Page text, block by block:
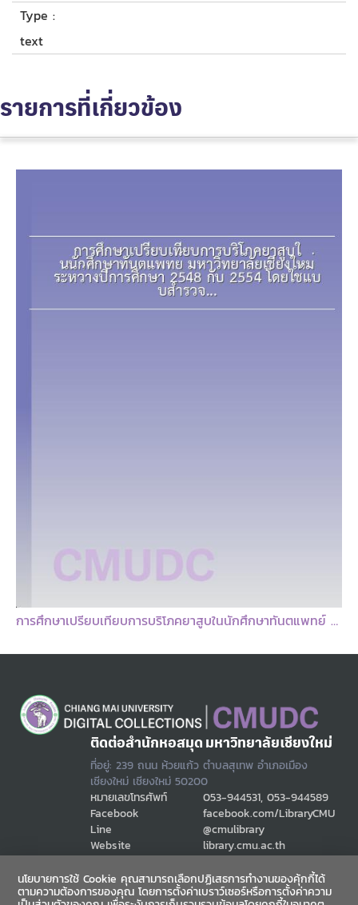
Type :
text
รายการที่เกี่ยวข้อง
การศึกษาเปรียบเทียบการบริโภคยาสูบในนักศึกษาทันตแพทย์ มหาวิทยาลัยเชียงใหม่ ระหว่างปีการศึกษา 2548 กับ 2554 โดยใช้แบบสำรวจการบริโภคยาสูบสำหรับกลุ่มนักศึกษาวิชาชีพสุขภาพระดับโลก
ติดต่อสำนักหอสมุด มหาวิทยาลัยเชียงใหม่
ที่อยู่: 239 ถนน ห้วยแก้ว ตำบลสุเทพ อำเภอเมือง
เชียงใหม่ เชียงใหม่ 50200
หมายเลขโทรศัพท์ 053-944531, 053-944589
Facebook
facebook.com/LibraryCMU
Line
@cmulibrary
Website
library.cmu.ac.th
Email
cmulibref@cmu.ac.th
นโยบายการใช้ Cookie คุณสามารถเลือกปฏิเสธการทำงานของคุ้กกี้ได้
ตามความต้องการของคุณ โดยการตั้งค่าเบราว์เซอร์หรือการตั้งค่าความ